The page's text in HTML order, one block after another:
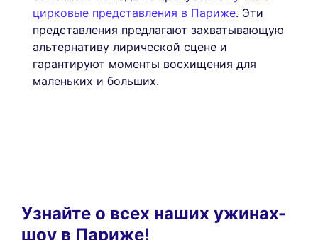
цирковые представления в Париже. Эти
представления предлагают захватывающую
альтернативу лирической сцене и
гарантируют моменты восхищения для
маленьких и больших.
Узнайте о всех наших ужинах-
шоу в Париже!